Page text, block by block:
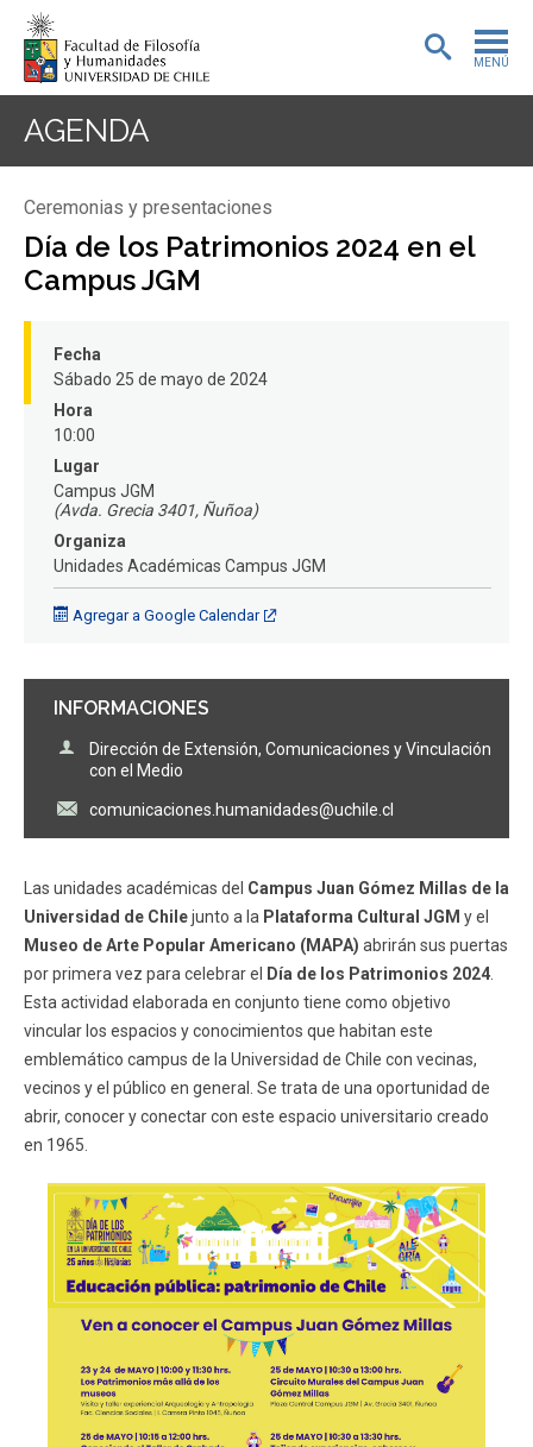
MENÚ
EXTENSIÓN
DEPARTAMENTOS
Estudiantes
AGENDA
Ceremonias y presentaciones
Día de los Patrimonios 2024 en el
Campus JGM
INFORMACIONES
Dirección de Extensión, Comunicaciones y Vinculación
con el Medio
comunicaciones.humanidades@uchile.cl
Fecha
Sábado 25 de mayo de 2024
Hora
10:00
Lugar
Campus JGM
(Avda. Grecia 3401, Ñuñoa)
Organiza
Unidades Académicas Campus JGM
Agregar a Google Calendar
Las unidades académicas del Campus Juan Gómez Millas de la
Universidad de Chilejunto a la Plataforma Cultural JGM y el
Museo de Arte Popular Americano (MAPA) abrirán sus puertas
por primera vez para celebrar el
Día de los Patrimonios 2024
Esta actividad elaborada en conjunto tiene como objetivo
vincular los espacios y conocimientos que habitan este
emblemático campus de la Universidad de Chile con vecinas,
vecinos y el público en general. Se trata de una oportunidad de
abrir, conocer y conectar con este espacio universitario creado
en 1965.